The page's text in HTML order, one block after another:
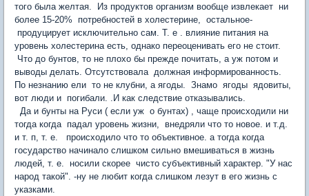
того была желтая. Из продуктов организм вообще извлекает ни
более 15-20% потребностей в холестерине, остальное-
продуцирует исключительно сам. Т. е . влияние питания на
уровень холестерина есть, однако переоценивать его не стоит.
Что до бунтов, то не плохо бы прежде почитать, а уж потом и
выводы делать. Отсутствовала должная информированность.
По незнанию ели то не клубни, а ягоды. Знамо ягоды ядовиты,
вот люди и погибали. .И как следствие отказывались.
Да и бунты на Руси ( если уж о бунтах) , чаще происходили ни
тогда когда падал уровень жизни, внедряли что то новое. и т.д.
и т. п, т. е. происходило что то объективное. а тогда когда
государство начинало слишком сильно вмешиваться в жизнь
людей, т. е. носили скорее чисто субъективный характер. "У нас
народ такой". -ну не любит когда слишком лезут в его жизнь с
указками.